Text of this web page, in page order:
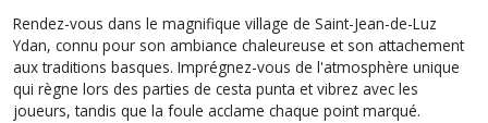
Rendez-vous dans le magnifique village de Saint-Jean-de-Luz
Ydan, connu pour son ambiance chaleureuse et son attachement
aux traditions basques. Imprégnez-vous de l'atmosphère unique
qui règne lors des parties de cesta punta et vibrez avec les
joueurs, tandis que la foule acclame chaque point marqué.